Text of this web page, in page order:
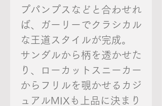
プパンプスなどと合わせれ
ば、ガーリーでクラシカル
な王道スタイルが完成。
サンダルから柄を透かせた
り、ローカットスニーカー
からフリルを覗かせるカジ
ュアルMIXも上品に決まり